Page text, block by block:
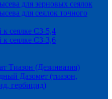
для зерновых сеялок
для сеялок точного
сеялке СЗ-5,4
сеялке СЗ-3,6
Тиазон (Дезинвазия)
Дазомет (тиазон,
гербицид)